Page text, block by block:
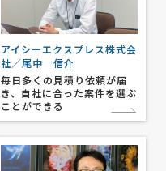
アイシーエクスプレス株式会
社／尾中 信介
毎日多くの見積り依頼が届
き、自社に合った案件を選ぶ
ことができる